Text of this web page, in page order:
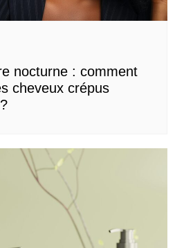
nocturne : comment
cheveux crépus